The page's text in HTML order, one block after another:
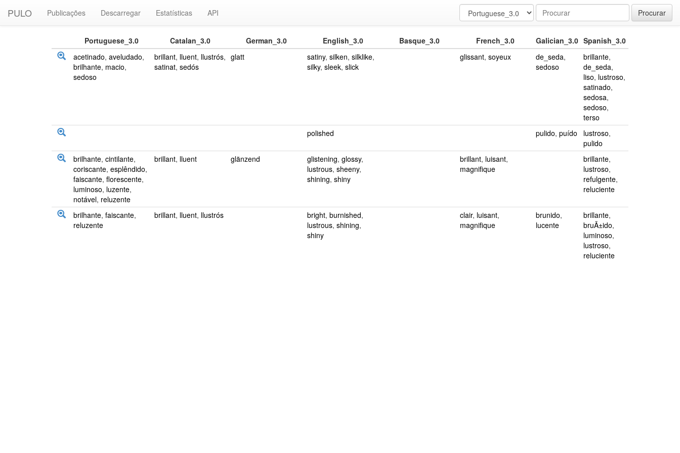
PULO Publicações Descarregar Estatísticas API Procurar
Portuguese_3.0 Catalan_3.0 German_3.0 English_3.0 Basque_3.0 French_3.0 Galician_3.0 Spanish_3.0
acetinado, aveludado,
brilhante, macio,
sedoso
brillant, lluent, llustrós,
satinat, sedós
glatt satiny, silken, silklike,
silky, sleek, slick
glissant, soyeux de_seda,
sedoso
brillante,
de_seda,
liso, lustroso,
satinado,
sedosa,
sedoso,
terso
polished
pulido, puído lustroso,
pulido
brilhante, cintilante,
coriscante, esplêndido,
faiscante, florescente,
luminoso, luzente,
notável, reluzente
brillant, lluent glänzend glistening, glossy,
lustrous, sheeny,
shining, shiny
brillant, luisant,
magnifique
brillante,
lustroso,
refulgente,
reluciente
brilhante, faiscante,
reluzente
brillant, lluent, llustrós bright, burnished,
lustrous, shining,
shiny
clair, luisant,
magnifique
brunido,
lucente
brillante,
bruÃ±ido,
luminoso,
lustroso,
reluciente